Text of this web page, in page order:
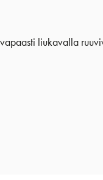
liukavalla